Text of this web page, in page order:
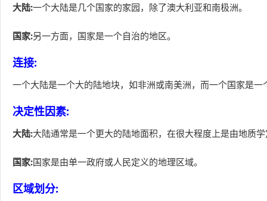
大陆:一个大陆是几个国家的家园，除了澳大利亚和南极洲。
国家:另一方面，国家是一个自治的地区。
连接:
一个大陆是一个大的陆地块，如非洲或南美洲，而一个国家是一
决定性因素:
大陆:大陆通常是一个更大的陆地面积，在很大程度上是由地质
国家:国家是由单一政府或人民定义的地理区域。
区域划分: